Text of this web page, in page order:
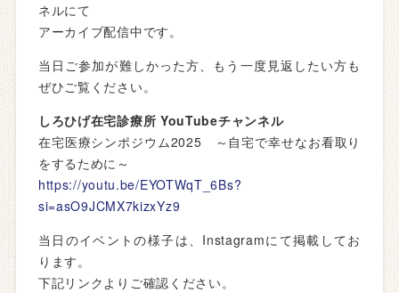
ネルにて
アーカイブ配信中です。
当日ご参加が難しかった方、もう一度見返したい方も
ぜひご覧ください。
しろひげ在宅診療所 YouTubeチャンネル
在宅医療シンポジウム2025 ～自宅で幸せなお看取り
をするために～
https://youtu.be/EYOTWqT_6Bs?
si=asO9JCMX7kizxYz9
当日のイベントの様子は、Instagramにて掲載してお
ります。
下記リンクよりご確認ください。